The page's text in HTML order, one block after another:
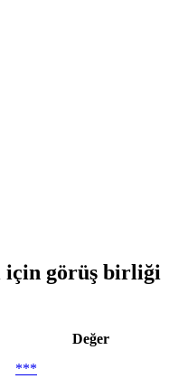
için görüş birliği
Değer
***